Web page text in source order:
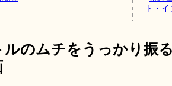
ト・
ルのムチをうっかり振